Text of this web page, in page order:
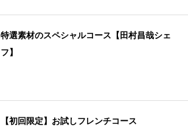
特選素材のスペシャルコース【田村昌哉シェ
フ】
【初回限定】お試しフレンチコース